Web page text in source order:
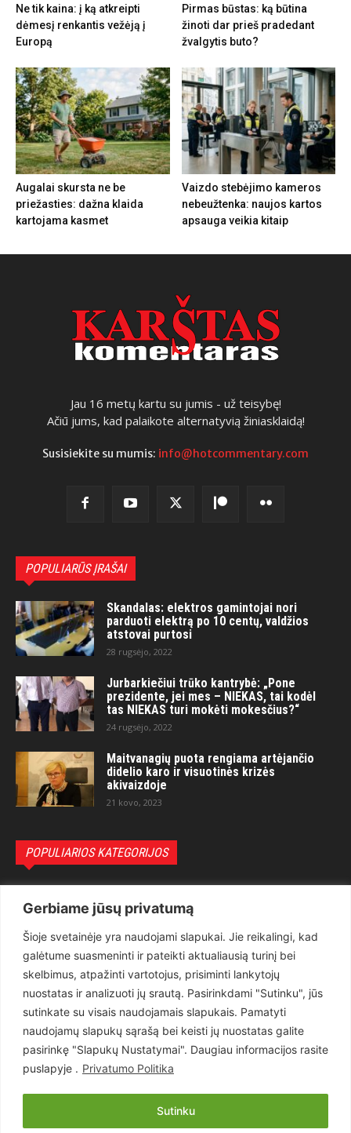
Gerbiame jūsų privatumą
Šioje svetainėje yra naudojami slapukai. Jie reikalingi, kad
galėtume suasmeninti ir pateikti aktualiausią turinį bei
skelbimus, atpažinti vartotojus, prisiminti lankytojų
nuostatas ir analizuoti jų srautą. Pasirinkdami "Sutinku", jūs
sutinkate su visais naudojamais slapukais. Pamatyti
naudojamų slapukų sąrašą bei keisti jų nuostatas galite
pasirinkę "Slapukų Nustatymai". Daugiau informacijos rasite
puslapyje . Privatumo Politika
Sutinku
Ne tik kaina: į ką atkreipti
dėmesį renkantis vežėją į
Europą
Pirmas būstas: ką būtina
žinoti dar prieš pradedant
žvalgytis buto?
Augalai skursta ne be
priežasties: dažna klaida
kartojama kasmet
Vaizdo stebėjimo kameros
nebeužtenka: naujos kartos
apsauga veikia kitaip
Jau 16 metų kartu su jumis - už teisybę!
Ačiū jums, kad palaikote alternatyvią žiniasklaidą!
Susisiekite su mumis: info@hotcommentary.com
POPULIARŪS ĮRAŠAI
Skandalas: elektros gamintojai nori
parduoti elektrą po 10 centų, valdžios
atstovai purtosi
28 rugsėjo, 2022
Jurbarkiečiui trūko kantrybė: „Pone
prezidente, jei mes – NIEKAS, tai kodėl
tas NIEKAS turi mokėti mokesčius?“
24 rugsėjo, 2022
Maitvanagių puota rengiama artėjančio
didelio karo ir visuotinės krizės
akivaizdoje
21 kovo, 2023
POPULIARIOS KATEGORIJOS
Teisėsauga
1497
Aktualu
Lietuva
619
Pasaulis
Статьи на русском
Articles in english